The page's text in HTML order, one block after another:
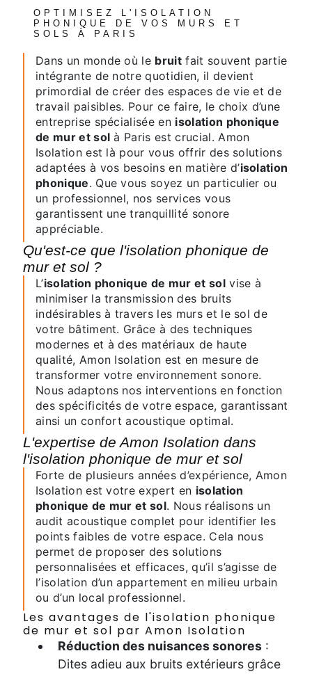
OPTIMISEZ L'ISOLATION
PHONIQUE DE VOS MURS ET
SOLS À PARIS
Dans un monde où le bruit fait souvent partie
intégrante de notre quotidien, il devient
primordial de créer des espaces de vie et de
travail paisibles. Pour ce faire, le choix d’une
entreprise spécialisée en isolation phonique
de mur et sol à Paris est crucial. Amon
Isolation est là pour vous offrir des solutions
adaptées à vos besoins en matière d’isolation
phonique. Que vous soyez un particulier ou
un professionnel, nos services vous
garantissent une tranquillité sonore
appréciable.
Qu'est-ce que l'isolation phonique de
mur et sol ?
L’isolation phonique de mur et solvise à
minimiser la transmission des bruits
indésirables à travers les murs et le sol de
votre bâtiment. Grâce à des techniques
modernes et à des matériaux de haute
qualité, Amon Isolation est en mesure de
transformer votre environnement sonore.
Nous adaptons nos interventions en fonction
des spécificités de votre espace, garantissant
ainsi un confort acoustique optimal.
L'expertise de Amon Isolation dans
l'isolation phonique de mur et sol
Forte de plusieurs années d’expérience, Amon
Isolation est votre expert en isolation
phonique de mur et sol. Nous réalisons un
audit acoustique complet pour identifier les
points faibles de votre espace. Cela nous
permet de proposer des solutions
personnalisées et efficaces, qu’il s’agisse de
l’isolation d’un appartement en milieu urbain
ou d’un local professionnel.
Les avantages de l'isolation phonique
de mur et sol par Amon Isolation
Réduction des nuisances sonores :
Dites adieu aux bruits extérieurs grâce